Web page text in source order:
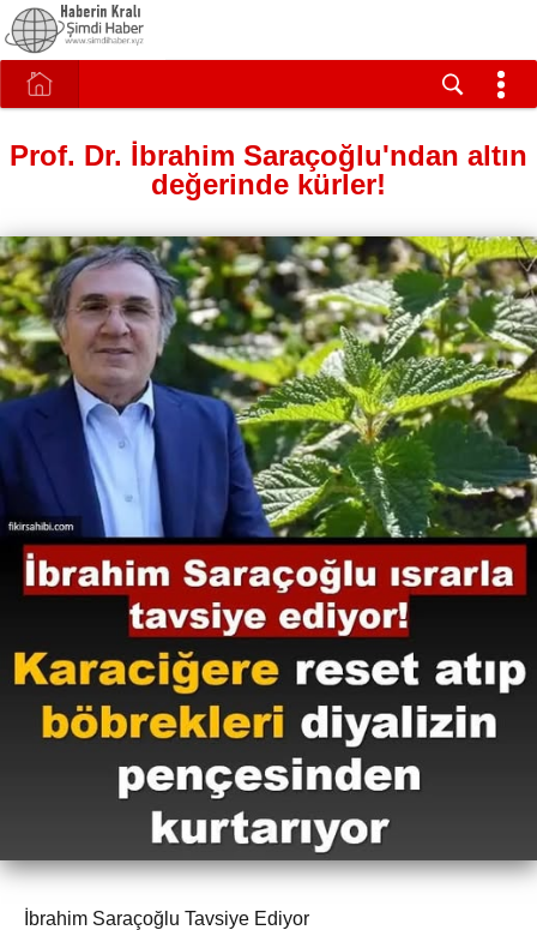
Prof. Dr. İbrahim Saraçoğlu'ndan altın
değerinde kürler!
İbrahim Saraçoğlu Tavsiye Ediyor